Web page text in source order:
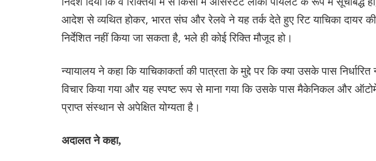
आदेश से व्यथित होकर, भारत संघ और रेलवे ने यह तर्क देते हुए रिट याचिका दायर की
निर्देशित नहीं किया जा सकता है, भले ही कोई रिक्ति मौजूद हो।
न्यायालय ने कहा कि याचिकाकर्ता की पात्रता के मुद्दे पर कि क्या उसके पास निर्धारित
विचार किया गया और यह स्पष्ट रूप से माना गया कि उसके पास मैकेनिकल और
प्राप्त संस्थान से अपेक्षित योग्यता है।
अदालत ने कहा,